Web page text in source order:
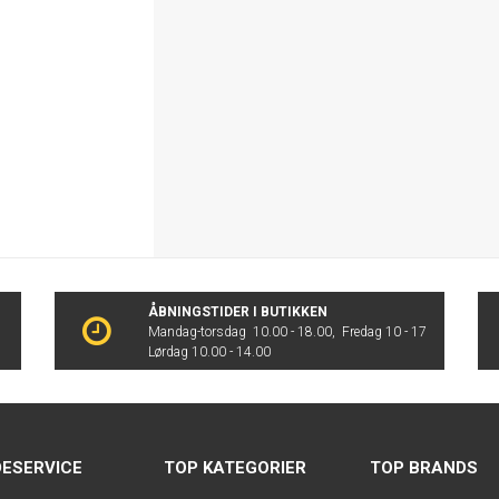
ÅBNINGSTIDER I BUTIKKEN
Mandag-torsdag 10.00 - 18.00, Fredag 10 - 17
Lørdag 10.00 - 14.00
TOP KATEGORIER TOP BRANDS